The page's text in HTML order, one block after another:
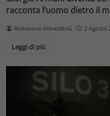
racconta l’uomo dietro il
Redazione VelvetMAG 2 Agosto
Leggi di più